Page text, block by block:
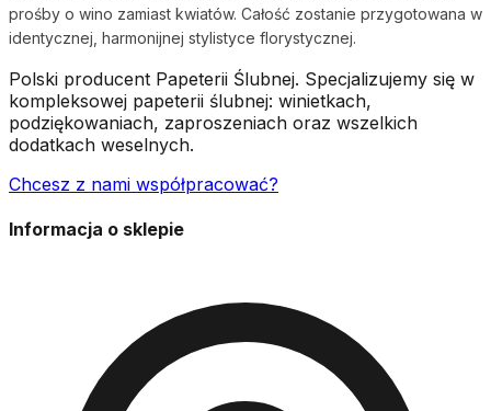
prośby o wino zamiast kwiatów. Całość zostanie przygotowana w
identycznej, harmonijnej stylistyce florystycznej.
Polski producent Papeterii Ślubnej. Specjalizujemy się w
kompleksowej papeterii ślubnej: winietkach,
podziękowaniach, zaproszeniach oraz wszelkich
dodatkach weselnych.
Chcesz z nami współpracować?
Informacja o sklepie